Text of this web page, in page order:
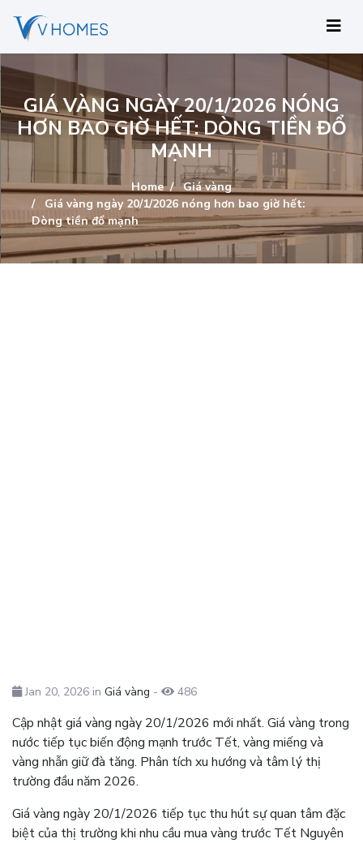
GIÁ VÀNG NGÀY 20/1/2026 NÓNG
HƠN BAO GIỜ HẾT: DÒNG TIỀN ĐỔ
MẠNH
Home
Giá vàng
Giá vàng ngày 20/1/2026 nóng hơn bao giờ hết:
Dòng tiền đổ mạnh
Jan 20, 2026 in Giá vàng - 486
Cập nhật giá vàng ngày 20/1/2026 mới nhất. Giá vàng trong
nước tiếp tục biến động mạnh trước Tết, vàng miếng và
vàng nhẫn giữ đà tăng. Phân tích xu hướng và tâm lý thị
trường đầu năm 2026.
Giá vàng ngày 20/1/2026 tiếp tục thu hút sự quan tâm đặc
biệt của thị trường khi nhu cầu mua vàng trước Tết Nguyên